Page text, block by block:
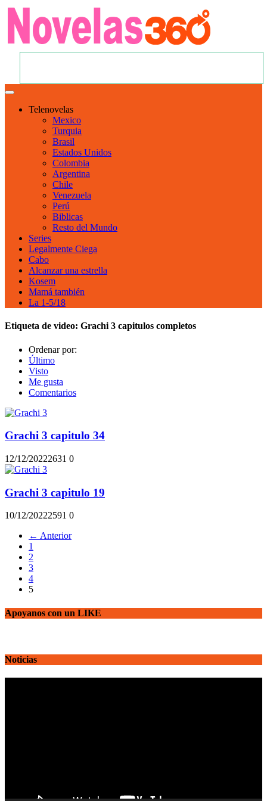
Telenovelas
Mexico
Turquia
Brasil
Estados Unidos
Colombia
Argentina
Chile
Venezuela
Perú
Biblicas
Resto del Mundo
Series
Legalmente Ciega
Cabo
Alcanzar una estrella
Kosem
Mamá también
La 1-5/18
Etiqueta de video: Grachi 3 capitulos completos
Ordenar por:
Último
Visto
Me gusta
Comentarios
Grachi 3 capitulo 34
12/12/20222631 0
Grachi 3 capitulo 19
10/12/20222591 0
← Anterior
1
2
3
4
5
Apoyanos con un LIKE
Noticias